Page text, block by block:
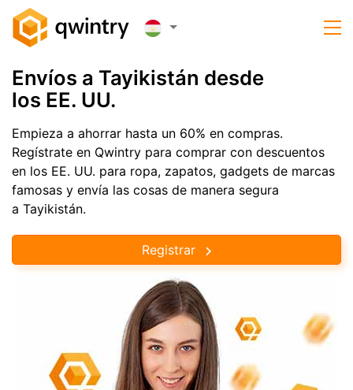
Envíos a Tayikistán desde
los EE. UU.
Empieza a ahorrar hasta un 60% en compras.
Regístrate en Qwintry para comprar con descuentos
en los EE. UU. para ropa, zapatos, gadgets de marcas
famosas y envía las cosas de manera segura
a Tayikistán.
Registrar